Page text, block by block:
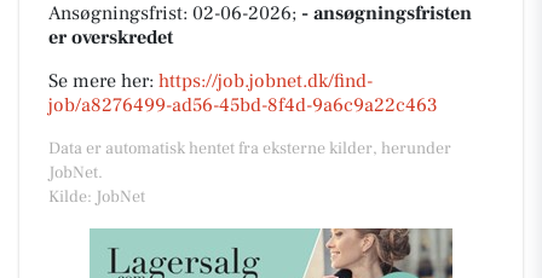
Ansøgningsfrist: 02-06-2026; - ansøgningsfristen
er overskredet
Se mere her: https://job.jobnet.dk/find-
job/a8276499-ad56-45bd-8f4d-9a6c9a22c463
Data er automatisk hentet fra eksterne kilder, herunder
JobNet.
Kilde: JobNet